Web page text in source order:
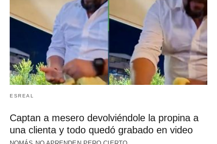
ESREAL
Captan a mesero devolviéndole la propina a
una clienta y todo quedó grabado en video